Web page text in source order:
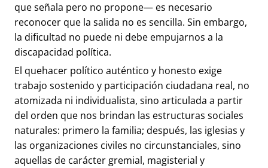
que señala pero no propone— es necesario
reconocer que la salida no es sencilla. Sin embargo,
la dificultad no puede ni debe empujarnos a la
discapacidad política.
El quehacer político auténtico y honesto exige
trabajo sostenido y participación ciudadana real, no
atomizada ni individualista, sino articulada a partir
del orden que nos brindan las estructuras sociales
naturales: primero la familia; después, las iglesias y
las organizaciones civiles no circunstanciales, sino
aquellas de carácter gremial, magisterial y